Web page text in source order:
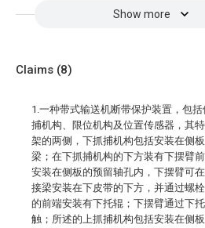
Show more
Claims (8)
1.一种带式输送机断带保护装置，包
捕机构、限位机构及位置传感器，其
架的两侧，下抓捕机构包括安装在侧
梁；在下抓捕机构的下方装有下摆臂
安装在侧板的预留轴孔内，下摆臂可
接梁安装在下皮带的下方，并通过螺
的前端安装有下托辊；下摆臂通过下
触；所述的上抓捕机构包括安装在侧